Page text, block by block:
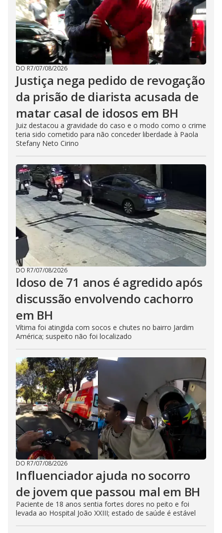
DO R7/07/08/2026
Justiça nega pedido de revogação
da prisão de diarista acusada de
matar casal de idosos em BH
Juiz destacou a gravidade do caso e o modo como o crime
teria sido cometido para não conceder liberdade à Paola
Stefany Neto Cirino
DO R7/07/08/2026
Idoso de 71 anos é agredido após
discussão envolvendo cachorro
em BH
Vítima foi atingida com socos e chutes no bairro Jardim
América; suspeito não foi localizado
DO R7/07/08/2026
Influenciador ajuda no socorro
de jovem que passou mal em BH
Paciente de 18 anos sentia fortes dores no peito e foi
levada ao Hospital João XXIII; estado de saúde é estável